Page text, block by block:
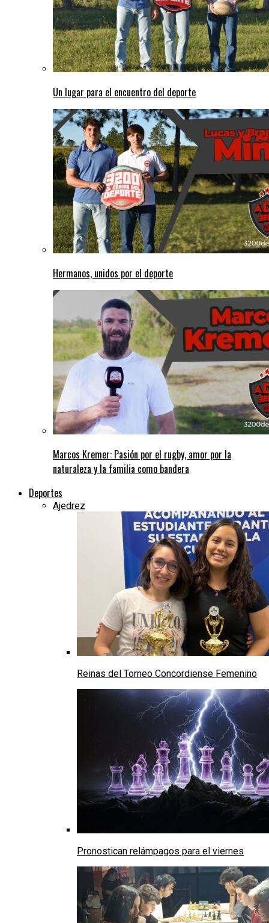
Un lugar para el encuentro del deporte
Hermanos, unidos por el deporte
Marcos Kremer: Pasión por el rugby, amor por la
naturaleza y la familia como bandera
Deportes
Ajedrez
Reinas del Torneo Concordiense Femenino
Pronostican relámpagos para el viernes